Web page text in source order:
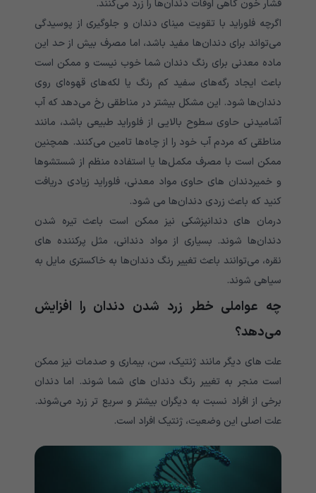
فشار خون گاهی اوقات دندان‌‌‌‌‌‌‌‌‌‌‌‌‌‌‌‌‌‌‌‌‌‌‌‌‌‌‌‌‌‌‌‌‌‌‌‌‌‌ها را زرد می‌‌‌‌‌‌‌‌‌‌‌‌‌کنند.
اگرچه فلوراید با تقویت مینای دندان و جلوگیری از پوسیدگی
می‌‌‌‌‌‌‌‌‌‌‌‌‌تواند برای دندان‌‌‌‌‌‌‌‌‌‌‌‌‌‌‌‌‌‌‌‌‌‌‌‌‌‌‌‌‌‌‌‌‌‌‌‌‌‌ها مفید باشد، اما مصرف بیش از حد این
ماده معدنی برای رنگ دندان شما خوب نیست و ممکن است
باعث ایجاد رگه‌های سفید کم رنگ یا لکه‌های قهوه‌ای روی
دندان‌‌‌‌‌‌‌‌‌‌‌‌‌‌‌‌‌‌‌‌‌‌‌‌‌‌‌‌‌‌‌‌‌‌‌‌‌‌ها شود. این مشکل بیشتر در مناطقی رخ می‌‌‌‌‌‌‌‌‌‌‌‌‌دهد که آب
آشامیدنی حاوی سطوح بالایی از فلوراید طبیعی باشد، مانند
مناطقی که مردم آب خود را از چاه‌‌‌‌‌‌‌‌‌‌‌‌‌‌‌‌‌‌‌‌‌‌‌‌‌‌‌‌‌‌‌‌‌‌‌‌‌‌ها تامین می‌‌‌‌‌‌‌‌‌‌‌‌‌کنند. همچنین
ممکن است با مصرف مکمل‌‌‌‌‌‌‌‌‌‌‌‌‌‌‌‌‌‌‌‌‌‌‌‌‌‌‌‌‌‌‌‌‌‌‌‌‌‌ها یا استفاده منظم از شستشوها
و خمیردندان های حاوی مواد معدنی، فلوراید زیادی دریافت
کنید که باعث زردی دندان‌ها می شود.
درمان های دندانپزشکی نیز ممکن است باعث تیره شدن
دندان‌‌‌‌‌‌‌‌‌‌‌‌‌‌‌‌‌‌‌‌‌‌‌‌‌‌‌‌‌‌‌‌‌‌‌‌‌‌ها شوند. بسیاری از مواد دندانی، مثل پرکننده های
نقره، می‌‌‌‌‌‌‌‌‌‌‌‌‌توانند باعث تغییر رنگ دندان‌‌‌‌‌‌‌‌‌‌‌‌‌‌‌‌‌‌‌‌‌‌‌‌‌‌‌‌‌‌‌‌‌‌‌‌‌‌ها به خاکستری مایل به
سیاهی شوند.
چه عواملی خطر زرد شدن دندان را افزایش
می‌دهد؟
علت های دیگر مانند ژنتیک، سن، بیماری و صدمات نیز ممکن
است منجر به تغییر رنگ دندان های شما شوند. اما دندان
برخی از افراد نسبت به دیگران بیشتر و سریع تر زرد می‌‌‌‌‌‌‌‌‌‌‌‌‌شوند.
علت اصلی این وضعیت، ژنتیک افراد است.